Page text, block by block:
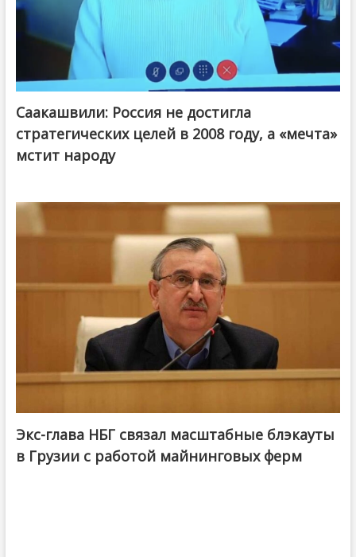
Саакашвили: Россия не достигла
стратегических целей в 2008 году, а «мечта»
мстит народу
Экс-глава НБГ связал масштабные блэкауты
в Грузии с работой майнинговых ферм